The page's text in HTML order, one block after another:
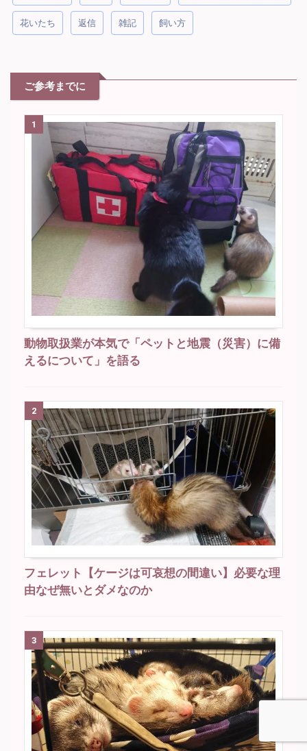
花いたち 返信 雑記 飼い方
ご参考までに
1
動物取扱業が本気で「ペットと地震（災害）に備
えるについて」を語る
2
フェレット【ケージは可哀想の間違い】必要な理
由なぜ無いとダメなのか
3